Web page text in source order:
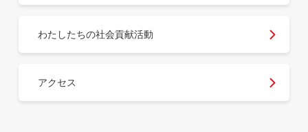
わたしたちの社会貢献活動
アクセス